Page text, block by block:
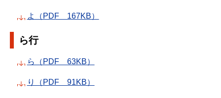
よ（PDF 167KB）
ら行
ら（PDF 63KB）
り（PDF 91KB）